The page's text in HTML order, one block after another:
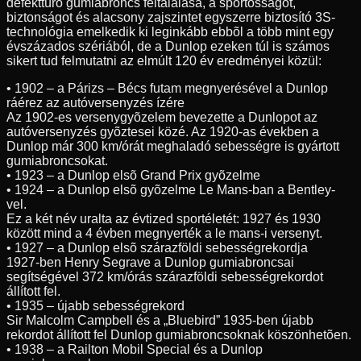
defekttûrõ gumiabroncs feltalálása, a sportosságot,
biztonságot és alacsony zajszintet egyszerre biztosító 3S-
technológia emelkedik ki leginkább ebbõl a több mint egy
évszázados szériából, de a Dunlop ezeken túl is számos
sikert tud felmutatni az elmúlt 120 év eredményei közül:
• 1902 – a Párizs – Bécs futam megnyerésével a Dunlop
ráérez az autóversenyzés ízére
Az 1902-es versenygyõzelem bevezette a Dunlopot az
autóversenyzés gyõztesei közé. Az 1920-as években a
Dunlop már 300 km/órát meghaladó sebességre is gyártott
gumiabroncsokat.
• 1923 – a Dunlop elsõ Grand Prix gyõzelme
• 1924 – a Dunlop elsõ gyõzelme Le Mans-ban a Bentley-
vel.
Ez a két név uralta az évtized sportéletét: 1927 és 1930
között mind a 4 évben megnyerték a le mans-i versenyt.
• 1927 – a Dunlop elsõ szárazföldi sebességrekordja
1927-ben Henry Segrave a Dunlop gumiabroncsai
segítségével 372 km/órás szárazföldi sebességrekordot
állított fel.
• 1935 – újabb sebességrekord
Sir Malcolm Campbell és a „Bluebird” 1935-ben újabb
rekordot állított fel Dunlop gumiabroncsoknak köszönhetõen.
• 1938 – a Railton Mobil Special és a Dunlop